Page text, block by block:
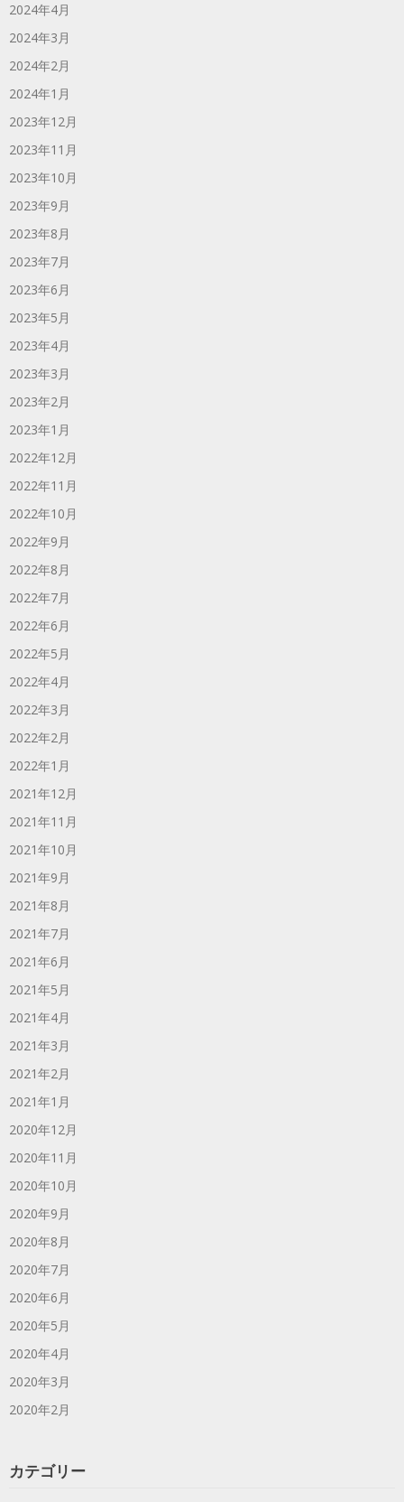
2024年4月
2024年3月
2024年2月
2024年1月
2023年12月
2023年11月
2023年10月
2023年9月
2023年8月
2023年7月
2023年6月
2023年5月
2023年4月
2023年3月
2023年2月
2023年1月
2022年12月
2022年11月
2022年10月
2022年9月
2022年8月
2022年7月
2022年6月
2022年5月
2022年4月
2022年3月
2022年2月
2022年1月
2021年12月
2021年11月
2021年10月
2021年9月
2021年8月
2021年7月
2021年6月
2021年5月
2021年4月
2021年3月
2021年2月
2021年1月
2020年12月
2020年11月
2020年10月
2020年9月
2020年8月
2020年7月
2020年6月
2020年5月
2020年4月
2020年3月
2020年2月
カテゴリー